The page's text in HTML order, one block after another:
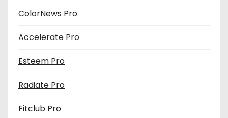
ColorNews Pro
Accelerate Pro
Esteem Pro
Radiate Pro
Fitclub Pro